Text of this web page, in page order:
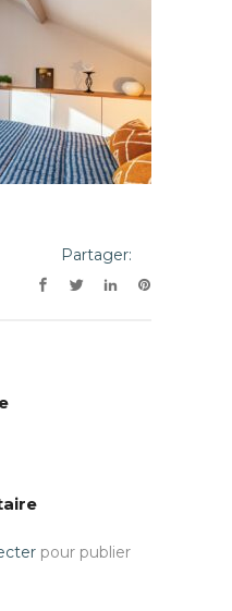
Partager:
pour publier